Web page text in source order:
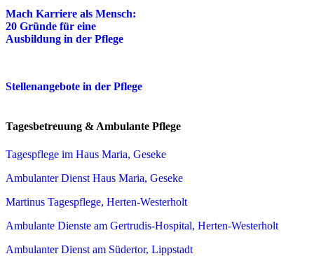
Mach Karriere als Mensch:
20 Gründe für eine
Ausbildung in der Pflege
Stellenangebote in der Pflege
Tagesbetreuung & Ambulante Pflege
Tagespflege im Haus Maria, Geseke
Ambulanter Dienst Haus Maria, Geseke
Martinus Tagespflege, Herten-Westerholt
Ambulante Dienste am Gertrudis-Hospital, Herten-Westerholt
Ambulanter Dienst am Südertor, Lippstadt